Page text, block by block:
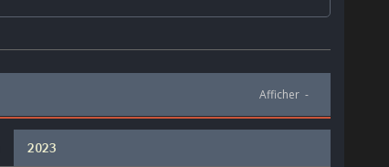
Afficher -
2023